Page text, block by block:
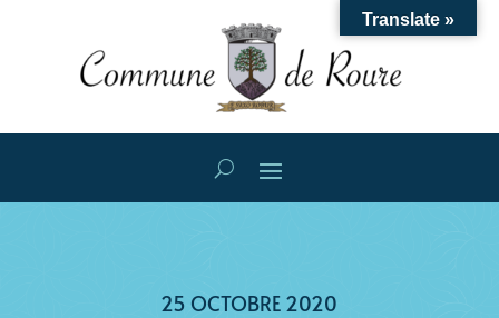
25 OCTOBRE 2020
Translate »